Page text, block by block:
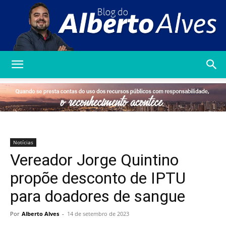
Alberto
Notícias
Vereador Jorge Quintino
propõe desconto de IPTU
para doadores de sangue
Por Alberto Alves - 14 de setembro de 2023